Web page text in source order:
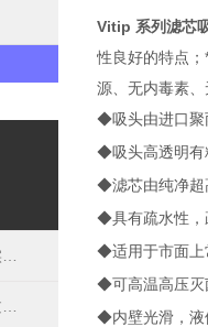
Vitip 系列滤芯
性良好的特点
源、无内毒素
◆吸头由进口聚
◆吸头高透明有
◆滤芯由纯净超
◆具有疏水性，
◆适用于市面上
◆可高温高压灭
◆内壁光滑，液